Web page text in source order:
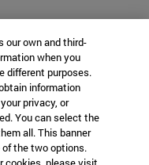
our own and third-
when you
different purposes.
information
privacy, or
You can select the
all. This banner
the two options.